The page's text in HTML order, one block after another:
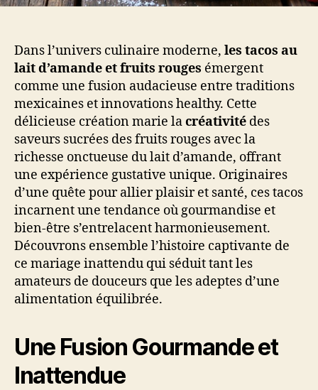
Dans l’univers culinaire moderne, les tacos au
lait d’amande et fruits rouges émergent
comme une fusion audacieuse entre traditions
mexicaines et innovations healthy. Cette
délicieuse création marie lacréativité des
saveurs sucrées des fruits rouges avec la
richesse onctueuse du lait d’amande, offrant
une expérience gustative unique. Originaires
d’une quête pour allier plaisir et santé, ces tacos
incarnent une tendance où gourmandise et
bien-être s’entrelacent harmonieusement.
Découvrons ensemble l’histoire captivante de
ce mariage inattendu qui séduit tant les
amateurs de douceurs que les adeptes d’une
alimentation équilibrée.
Une Fusion Gourmande et
Inattendue